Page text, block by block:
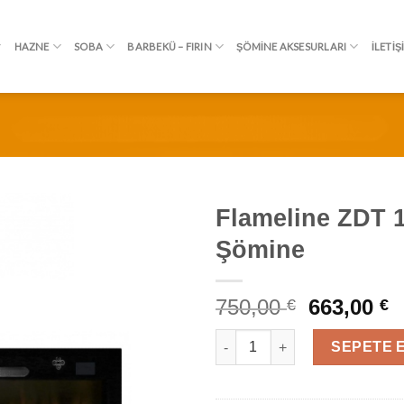
HAZNE SOBA BARBEKÜ – FIRIN ŞÖMINE AKSESURLARI
Flameline ZDT
Şömine
750,00€ 663,00€
Flameline ZDT 130 Elektrikli
SEPETE